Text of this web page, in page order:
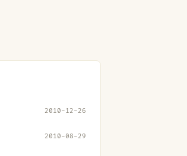
2010-12-26
2010-08-29